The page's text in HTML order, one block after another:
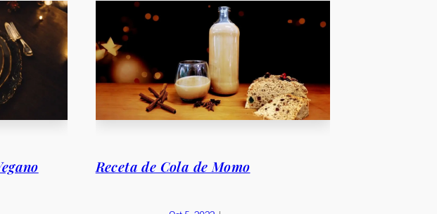
Receta de Cola de Momo